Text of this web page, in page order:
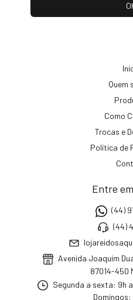
Quem
Como
Trocas e
Política de
Entre
(44)
(44)
Avenida Joaquim
87014-450
Segunda a sexta: 9h
Domingos: